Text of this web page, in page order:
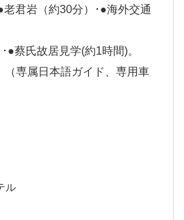
君岩（約30分）･●海外交通
●蔡氏故居見学(約1時間)。
（専属日本語ガイド、専用車
ル